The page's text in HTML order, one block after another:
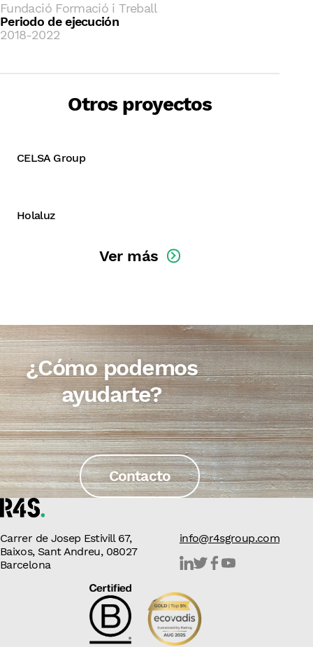
Fundació Formació i Treball
Periodo de ejecución
2018-2022
Otros proyectos
materialidad
CELSA Group
B Corp
Holaluz
Ver más
¿Cómo podemos
ayudarte?
Contacto
Carrer de Josep Estivill 67,
Baixos, Sant Andreu, 08027
Barcelona
info@r4sgroup.com
Linkedin
Twitter
Facebook
Youtube